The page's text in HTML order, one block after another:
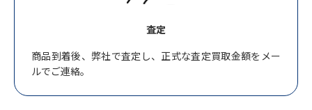
査定
商品到着後、弊社で査定し、正式な査定買取金額をメー
ルでご連絡。